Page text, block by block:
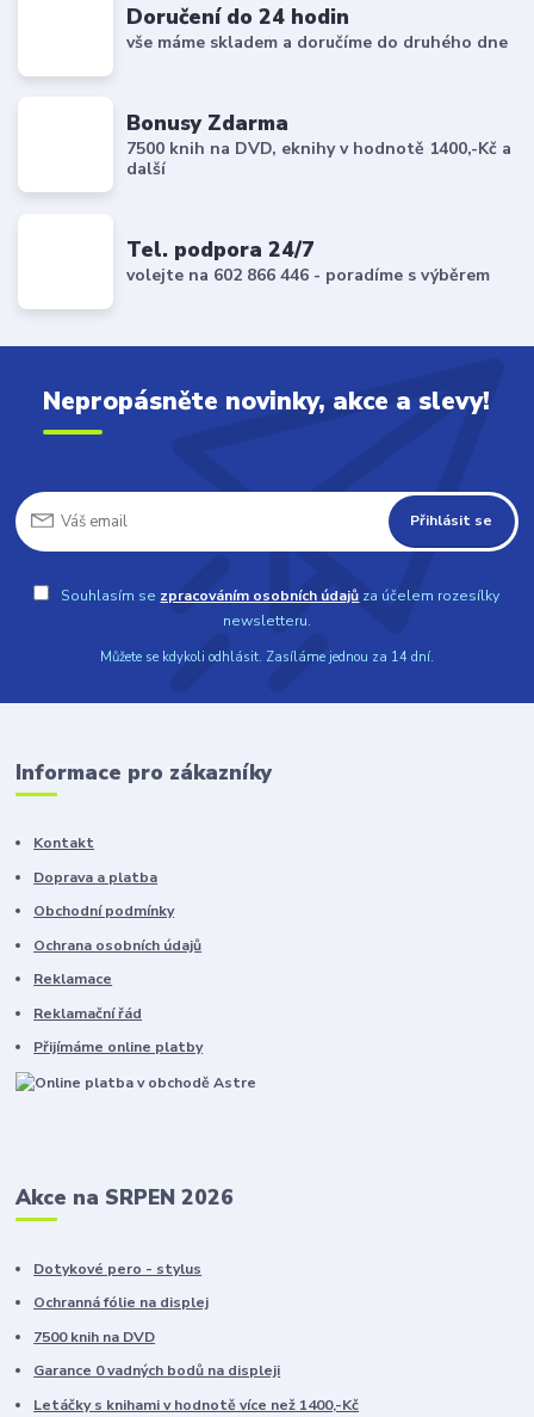
Doručení do 24 hodin
vše máme skladem a doručíme do druhého dne
Bonusy Zdarma
7500 knih na DVD, eknihy v hodnotě 1400,-Kč a
další
Tel. podpora 24/7
volejte na 602 866 446 - poradíme s výběrem
Nepropásněte novinky, akce a slevy!
Přihlásit se
Souhlasím se zpracováním osobních údajů za účelem rozesílky
newsletteru.
Můžete se kdykoli odhlásit. Zasíláme jednou za 14 dní.
Informace pro zákazníky
Kontakt
Doprava a platba
Obchodní podmínky
Ochrana osobních údajů
Reklamace
Reklamační řád
Přijímáme online platby
Akce na SRPEN 2026
Dotykové pero - stylus
Ochranná fólie na displej
7500 knih na DVD
Garance 0 vadných bodů na displeji
Letáčky s knihami v hodnotě více než 1400,-Kč